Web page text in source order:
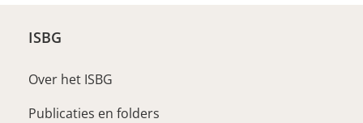
ISBG
Over het ISBG
Publicaties en folders